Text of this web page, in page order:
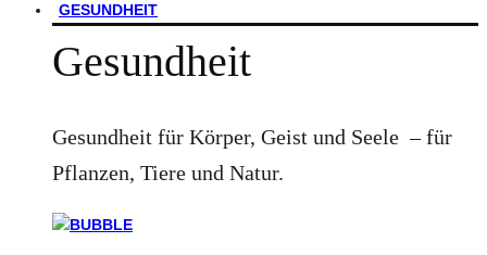
GESUNDHEIT
Gesundheit
Gesundheit für Körper, Geist und Seele – für
Pflanzen, Tiere und Natur.